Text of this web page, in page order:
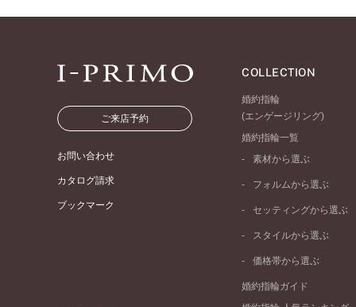
ご来店予約
お問い合わせ
カタログ請求
ブックマーク
COLLECTION
婚約指輪
(エンゲージリング)
婚約指輪一覧
素材から選ぶ
プラチナ
ピンクゴールド
ペールブラウンゴール
フォルムから選ぶ
ストレートライン
V字ライン
セッティングから選ぶ
ソリテール
ダブルサイドメレ
ラインメレ
スタイルから選ぶ
シンプル
モード
価格帯から選ぶ
50万円台～
婚約指輪ガイド